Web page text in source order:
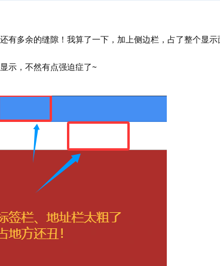
有多余的缝隙！我算了一下，加上侧边栏，占了整个显示
示，不然有点强迫症了~